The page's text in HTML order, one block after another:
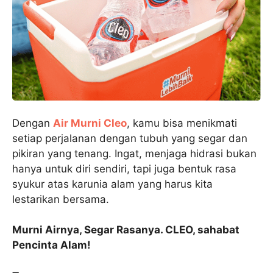
Dengan Air Murni Cleo, kamu bisa menikmati
setiap perjalanan dengan tubuh yang segar dan
pikiran yang tenang. Ingat, menjaga hidrasi bukan
hanya untuk diri sendiri, tapi juga bentuk rasa
syukur atas karunia alam yang harus kita
lestarikan bersama.
Murni Airnya, Segar Rasanya. CLEO, sahabat
Pencinta Alam!